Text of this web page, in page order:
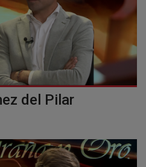
del Pilar